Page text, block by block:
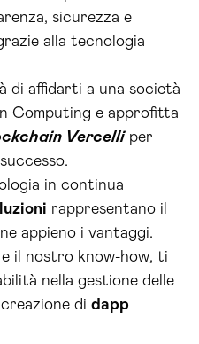
sicurezza e
alla tecnologia
di affidarti a una società
Computing e approfitta
Vercelliper
in continua
rappresentano il
appieno i vantaggi.
il nostro know-how, ti
nella gestione delle
di dapp